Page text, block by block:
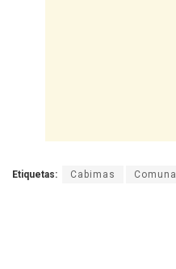
Etiquetas: Cabimas Comuna